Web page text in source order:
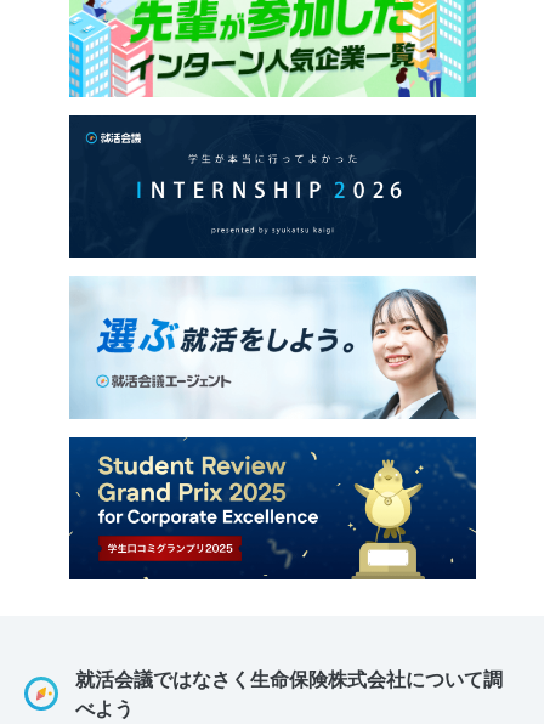
就活会議ではなさく生命保険株式会社について調
べよう